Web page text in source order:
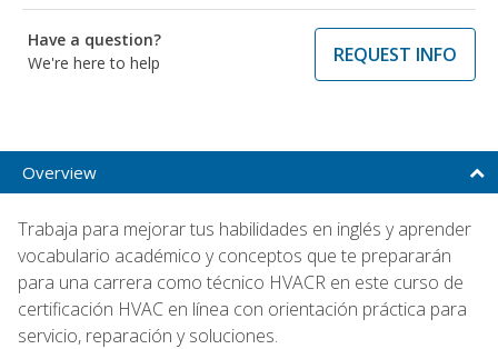
Have a question?
We're here to help
REQUEST INFO
Overview
Trabaja para mejorar tus habilidades en inglés y aprender
vocabulario académico y conceptos que te prepararán
para una carrera como técnico HVACR en este curso de
certificación HVAC en línea con orientación práctica para
servicio, reparación y soluciones.